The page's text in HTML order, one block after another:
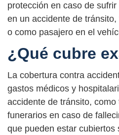
protección en caso de
en un accidente de
o como pasajero en el
¿Qué cubre
La cobertura contra
gastos médicos y
accidente de tránsito,
funerarios en caso de
que pueden estar cubiertos